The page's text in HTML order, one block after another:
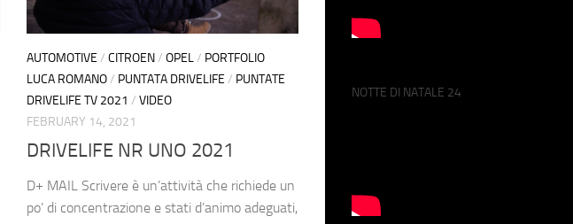
AUTOMOTIVE / CITROEN/ OPEL/ PORTFOLIO
LUCA ROMANO/ PUNTATA DRIVELIFE / PUNTATE
DRIVELIFE TV 2021 / VIDEO
FEBRUARY 14, 2021
DRIVELIFE NR UNO 2021
D+ MAIL Scrivere è un’attività che richiede un
po’ di concentrazione e stati d’animo adeguati,
NOTTE DI NATALE 24